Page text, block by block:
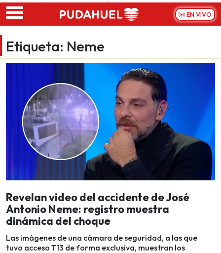
Skip to main content
EN VIVO
Etiqueta: Neme
Revelan video del accidente de José
Antonio Neme: registro muestra
dinámica del choque
Las imágenes de una cámara de seguridad, a las que
tuvo acceso T13 de forma exclusiva, muestran los